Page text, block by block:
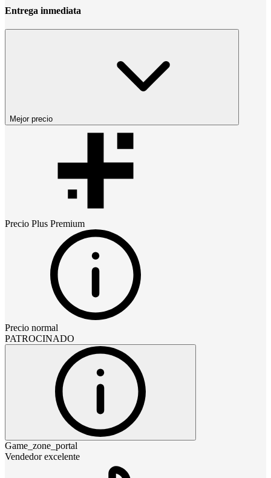
Entrega inmediata
Mejor precio
Precio Plus Premium
Precio normal
PATROCINADO
Game_zone_portal
Vendedor excelente